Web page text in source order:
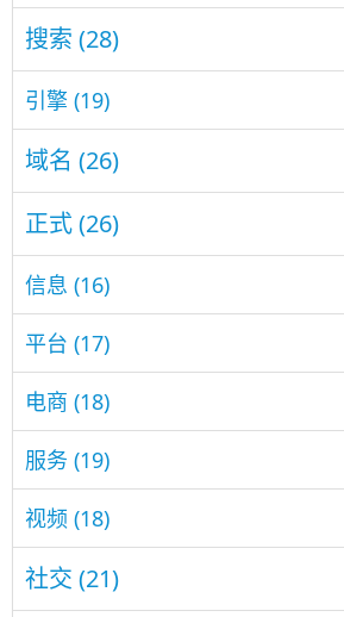
搜索 (28)
引擎 (19)
域名 (26)
正式(26)
信息 (16)
平台 (17)
电商 (18)
服务 (19)
视频 (18)
社交 (21)